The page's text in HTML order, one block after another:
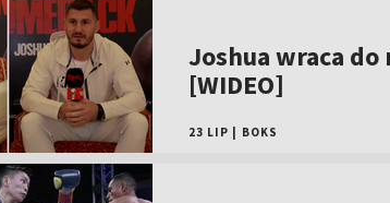
Joshua wraca do
[WIDEO]
23 LIP BOKS